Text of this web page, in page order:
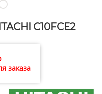
C10FCE2
заказа